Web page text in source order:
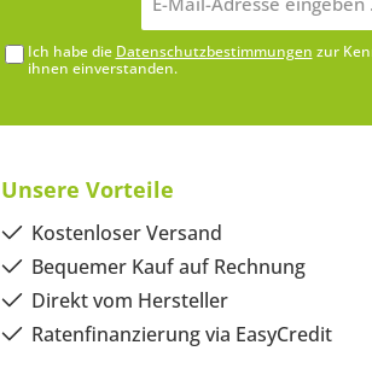
Mail-
Ich habe die Datenschutzbestimmungen zur
ihnen einverstanden.
Unsere Vorteile
Kostenloser Versand
Bequemer Kauf auf Rechnung
Direkt vom Hersteller
Ratenfinanzierung via EasyCredit